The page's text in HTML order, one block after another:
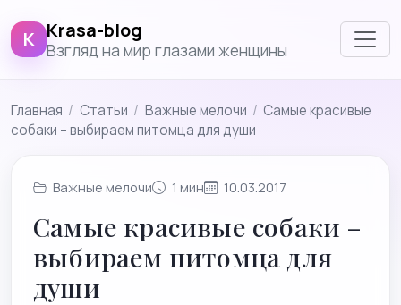
K Krasa-blog
Взгляд на мир глазами женщины
Главная / Cтатьи / Важные мелочи / Самые красивые
собаки – выбираем питомца для души
Важные мелочи 1 мин 10.03.2017
Самые красивые собаки –
выбираем питомца для
души